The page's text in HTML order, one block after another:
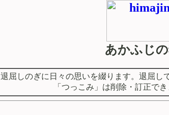
あかふじ
退屈しのぎに日々の思いを綴ります。退屈し
「つっこみ」は削除・訂正で